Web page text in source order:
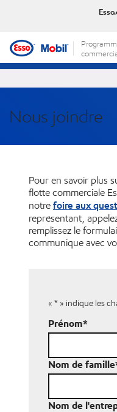
Nous joindre
Pour en savoir plus
flotte commerciale
notre foire aux
représentant,
remplissez le
communique avec
« * » indique les
Prénom*
Nom de famille
Nom de